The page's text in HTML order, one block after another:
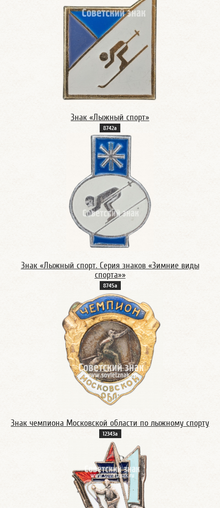
Знак «Лыжный спорт»
8742а
Знак «Лыжный спорт. Серия знаков «Зимние виды
спорта»»
8745а
Знак чемпиона Московской области по лыжному спорту
12343а